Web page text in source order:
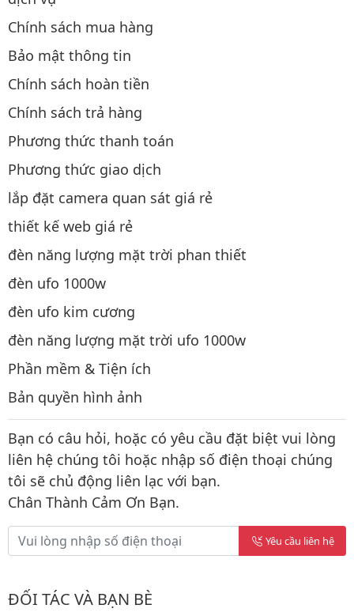
Chính sách mua hàng
Bảo mật thông tin
Chính sách hoàn tiền
Chính sách trả hàng
Phương thức thanh toán
Phương thức giao dịch
lắp đặt camera quan sát giá rẻ
thiết kế web giá rẻ
đèn năng lượng mặt trời phan thiết
đèn ufo 1000w
đèn ufo kim cương
đèn năng lượng mặt trời ufo 1000w
Phần mềm & Tiện ích
Bản quyền hình ảnh
Bạn có câu hỏi, hoặc có yêu cầu đặt biệt vui lòng
liên hệ chúng tôi hoặc nhập số điện thoại chúng
tôi sẽ chủ động liên lạc với bạn.
Chân Thành Cảm Ơn Bạn.
Yêu cầu liên hệ
ĐỐI TÁC VÀ BẠN BÈ